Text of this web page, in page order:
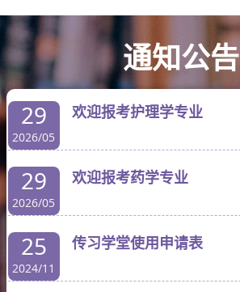
通知公告
29
2026/05
欢迎报考护理学专业
29
2026/05
欢迎报考药学专业
25
2024/11
传习学堂使用申请表